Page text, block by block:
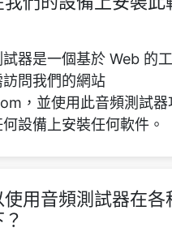
器是一個基於 Web 的工
問我們的網站
，並使用此音頻測試器
設備上安裝任何軟件。
用音頻測試器在各